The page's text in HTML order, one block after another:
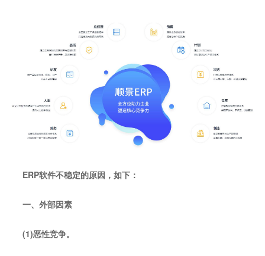
ERP软件不稳定的原因，如下：
一、外部因素
(1)恶性竞争。